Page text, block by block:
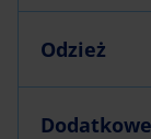
Odzież